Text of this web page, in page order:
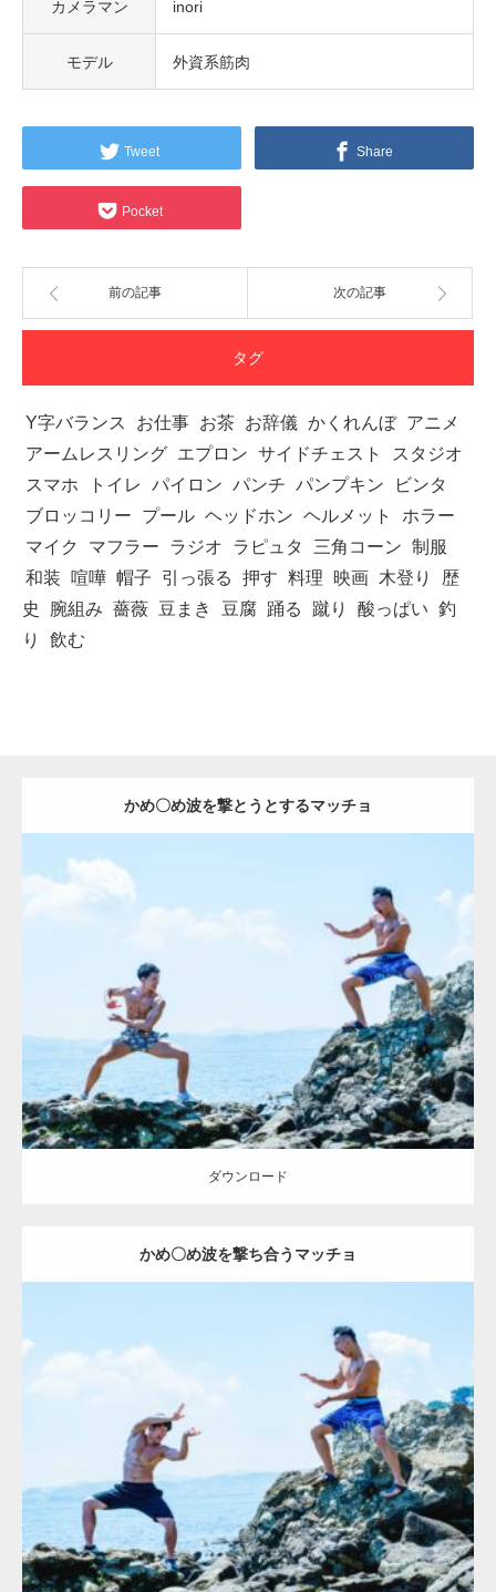
カメラマン inori
モデル 外資系筋肉
Tweet Share
Pocket
前の記事 次の記事
タグ
Y字バランス お仕事 お茶 お辞儀 かくれんぼ アニメ
アームレスリング エプロン サイドチェスト
スタジオ
スマホ
トイレ パイロン パンチ パンプキン
ビンタ
ブロッコリー
プール ヘッドホン ヘルメット
ホラー
マイク
マフラー ラジオ ラピュタ 三角コーン 制服
和装
喧嘩 帽子 引っ張る 押す 料理 映画 木登り
歴
史
腕組み 薔薇 豆まき 豆腐 踊る 蹴り 酸っぱい 釣
り
飲む
かめ〇め波を撃とうとするマッチョ
海のマッチョ2 AKIHITO(細マッチョ) 外資系筋肉
ダウンロード
ダウンロード
かめ〇め波を撃ち合うマッチョ
Category:海のマッチョ2 外資系筋肉 闘うマッチョ
ダウンロード